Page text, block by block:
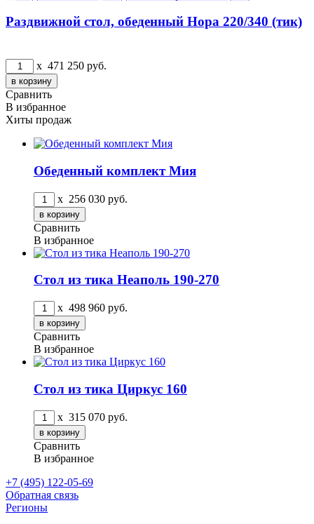
Раздвижной стол, обеденный Нора 220/340 (тик)
x 471 250 руб.
Сравнить
В избранное
Хиты продаж
Обеденный комплект Мия
x 256 030 руб.
Сравнить
В избранное
Стол из тика Неаполь 190-270
x 498 960 руб.
Сравнить
В избранное
Стол из тика Циркус 160
x 315 070 руб.
Сравнить
В избранное
+7 (495) 122-05-69
Обратная связь
Регионы